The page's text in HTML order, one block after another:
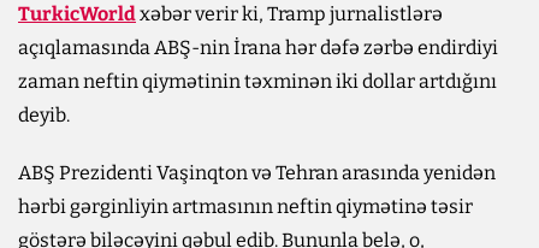
TurkicWorldxəbər verir ki, Tramp jurnalistlərə
açıqlamasında ABŞ-nin İrana hər dəfə zərbə endirdiyi
zaman neftin qiymətinin təxminən iki dollar artdığını
deyib.
ABŞ Prezidenti Vaşinqton və Tehran arasında yenidən
hərbi gərginliyin artmasının neftin qiymətinə təsir
göstərə biləcəyini qəbul edib. Bununla belə, o,